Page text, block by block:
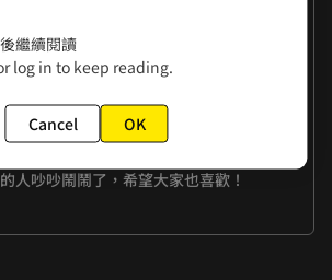
繼續閱讀
log in to keep reading.
Cancel OK